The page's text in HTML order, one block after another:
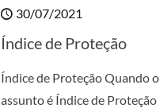
30/07/2021
Índice de Proteção
Índice de Proteção Quando o
assunto é Índice de Proteção